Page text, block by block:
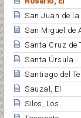
San Juan de la
San Miguel de
Santa Cruz de
Santa Úrsula
Santiago del
Sauzal, El
Silos, Los